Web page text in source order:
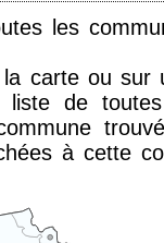
les
carte ou sur
liste de
à cette